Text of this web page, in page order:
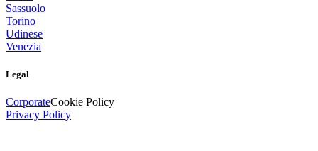
Sassuolo
Torino
Udinese
Venezia
Legal
CorporateCookie Policy
Privacy Policy